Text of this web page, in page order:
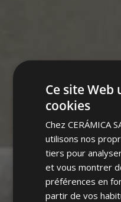
Ce site Web
cookies
Chez CERÁMICA
utilisons nos
tiers pour
et vous montrer
préférences en
partir de vos